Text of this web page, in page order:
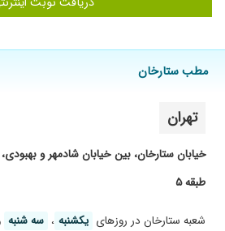
مطب ستارخان
تهران
خیابان ستارخان، بین خیابان شادمهر و
طبقه ۵
شعبه ستارخان در روز‌های یکشنبه ، سه شنبه